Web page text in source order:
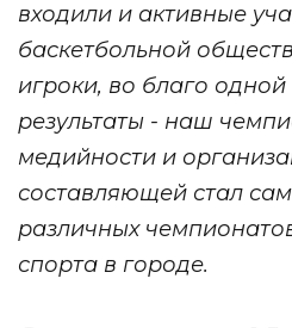
входили и активные
баскетбольной
игроки, во благо
результаты - наш
медийности и
составляющей стал
различных
спорта в городе.